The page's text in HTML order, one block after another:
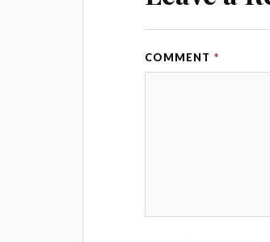
COMMENT *